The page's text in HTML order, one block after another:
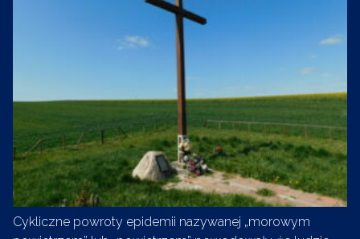
Cykliczne powroty epidemii nazywanej „morowym